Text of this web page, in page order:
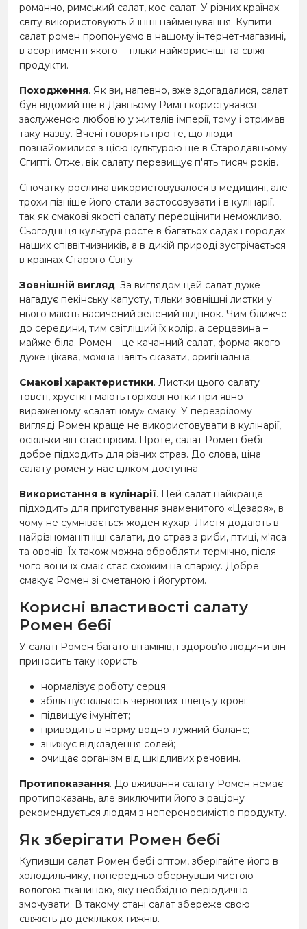
романно, римський салат, кос-салат. У різних країнах
світу використовують й інші найменування. Купити
салат ромен пропонуємо в нашому інтернет-магазині,
в асортименті якого – тільки найкорисніші та свіжі
продукти.
Походження. Як ви, напевно, вже здогадалися, салат
був відомий ще в Давньому Римі і користувався
заслуженою любов'ю у жителів імперії, тому і отримав
таку назву. Вчені говорять про те, що люди
познайомилися з цією культурою ще в Стародавньому
Єгипті. Отже, вік салату перевищує п'ять тисяч років.
Спочатку рослина використовувалося в медицині, але
трохи пізніше його стали застосовувати і в кулінарії,
так як смакові якості салату переоцінити неможливо.
Сьогодні ця культура росте в багатьох садах і городах
наших співвітчизників, а в дикій природі зустрічається
в країнах Старого Світу.
Зовнішній вигляд. За виглядом цей салат дуже
нагадує пекінську капусту, тільки зовнішні листки у
нього мають насичений зелений відтінок. Чим ближче
до середини, тим світліший їх колір, а серцевина –
майже біла. Ромен – це качанний салат, форма якого
дуже цікава, можна навіть сказати, оригінальна.
Смакові характеристики. Листки цього салату
товсті, хрусткі і мають горіхові нотки при явно
вираженому «салатному» смаку. У перезрілому
вигляді Ромен краще не використовувати в кулінарії,
оскільки він стає гірким. Проте, салат Ромен бебі
добре підходить для різних страв. До слова, ціна
салату ромен у нас цілком доступна.
Використання в кулінарії. Цей салат найкраще
підходить для приготування знаменитого «Цезаря», в
чому не сумнівається жоден кухар. Листя додають в
найрізноманітніші салати, до страв з риби, птиці, м'яса
та овочів. Їх також можна обробляти термічно, після
чого вони їх смак стає схожим на спаржу. Добре
смакує Ромен зі сметаною і йогуртом.
Корисні властивості салату
Ромен бебі
У салаті Ромен багато вітамінів, і здоров'ю людини він
приносить таку користь:
нормалізує роботу серця;
збільшує кількість червоних тілець у крові;
підвищує імунітет;
приводить в норму водно-лужний баланс;
знижує відкладення солей;
очищає організм від шкідливих речовин.
Протипоказання. До вживання салату Ромен немає
протипоказань, але виключити його з раціону
рекомендується людям з непереносимістю продукту.
Як зберігати Ромен бебі
Купивши салат Ромен бебі оптом, зберігайте його в
холодильнику, попередньо обернувши чистою
вологою тканиною, яку необхідно періодично
змочувати. В такому стані салат збереже свою
свіжість до декількох тижнів.